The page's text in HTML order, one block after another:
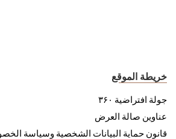
خريطة الموقع
جولة افتراضية ۳۶۰
عناوين صالة العرض
قانون حماية البيانات الشخصية وسياسة